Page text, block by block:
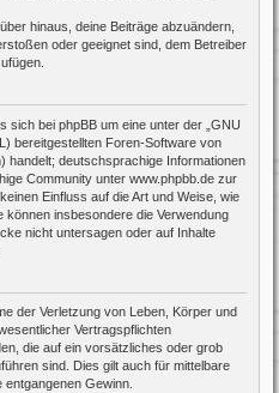
hinaus, deine Beiträge abzuändern,
oder geeignet sind, dem Betreiber
bei phpBB um eine unter der „ GNU
bereitgestellten Foren-Software von
handelt; deutschsprachige Informationen
Community unter www.phpbb.de zur
Einfluss auf die Art und Weise, wie
können insbesondere die Verwendung
nicht untersagen oder auf Inhalte
der Verletzung von Leben, Körper und
Vertragspflichten
die auf ein vorsätzliches oder grob
sind. Dies gilt auch für mittelbare
entgangenen Gewinn.